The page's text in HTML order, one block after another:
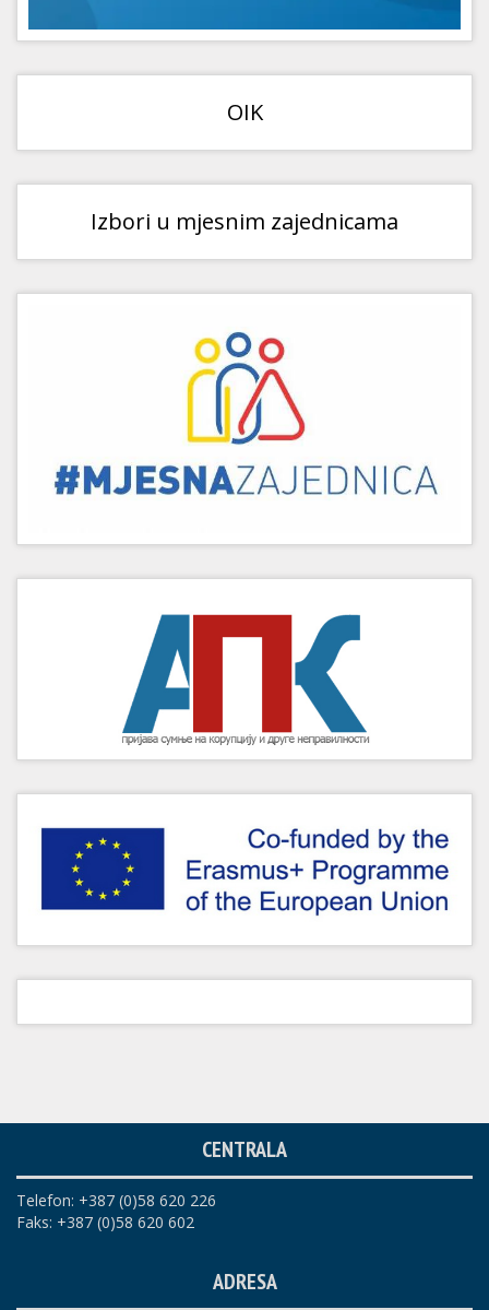
OIK
Izbori u mjesnim zajednicama
CENTRALA
Telefon: +387 (0)58 620 226
Faks: +387 (0)58 620 602
ADRESA